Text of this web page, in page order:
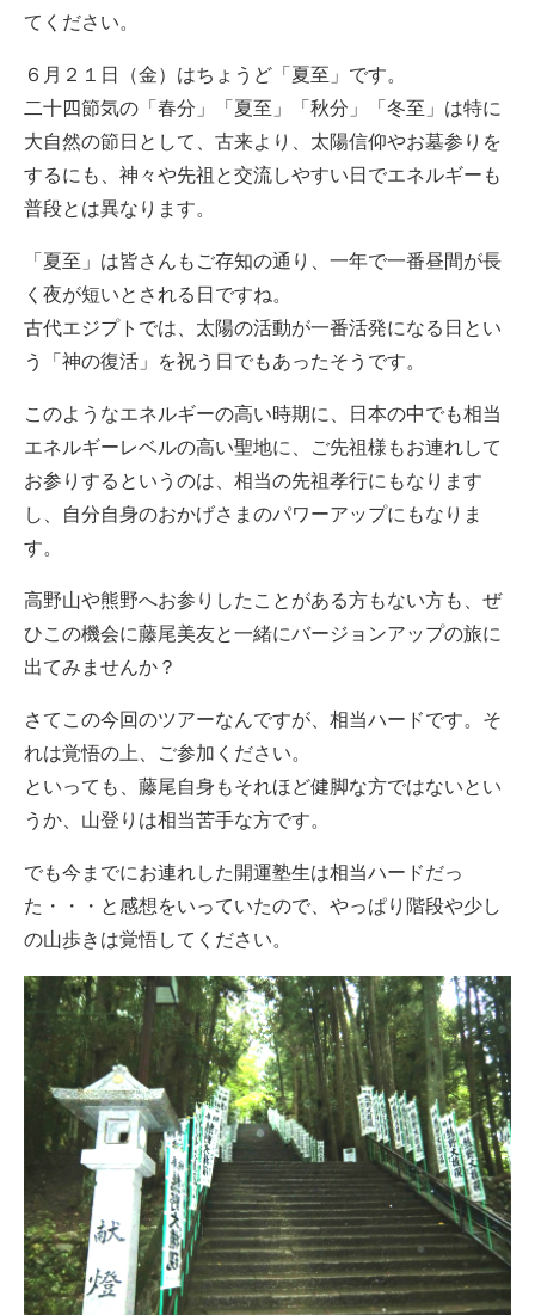
てください。
６月２１日（金）はちょうど「夏至」です。
二十四節気の「春分」「夏至」「秋分」「冬至」は特に
大自然の節日として、古来より、太陽信仰やお墓参りを
するにも、神々や先祖と交流しやすい日でエネルギーも
普段とは異なります。
「夏至」は皆さんもご存知の通り、一年で一番昼間が長
く夜が短いとされる日ですね。
古代エジプトでは、太陽の活動が一番活発になる日とい
う「神の復活」を祝う日でもあったそうです。
このようなエネルギーの高い時期に、日本の中でも相当
エネルギーレベルの高い聖地に、ご先祖様もお連れして
お参りするというのは、相当の先祖孝行にもなります
し、自分自身のおかげさまのパワーアップにもなりま
す。
高野山や熊野へお参りしたことがある方もない方も、ぜ
ひこの機会に藤尾美友と一緒にバージョンアップの旅に
出てみませんか？
さてこの今回のツアーなんですが、相当ハードです。そ
れは覚悟の上、ご参加ください。
といっても、藤尾自身もそれほど健脚な方ではないとい
うか、山登りは相当苦手な方です。
でも今までにお連れした開運塾生は相当ハードだっ
た・・・と感想をいっていたので、やっぱり階段や少し
の山歩きは覚悟してください。